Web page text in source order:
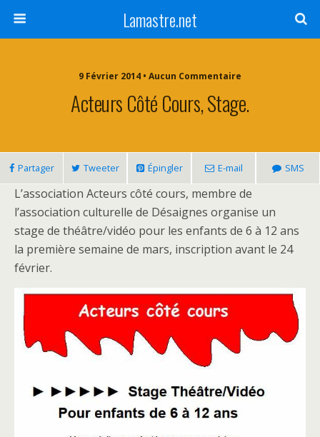
Lamastre.net
9 Février 2014 • Aucun Commentaire
Acteurs Côté Cours, Stage.
Partager Tweeter Épingler E-mail SMS
L’association Acteurs côté cours, membre de
l’association culturelle de Désaignes organise un
stage de théâtre/vidéo pour les enfants de 6 à 12 ans
la première semaine de mars, inscription avant le 24
février.